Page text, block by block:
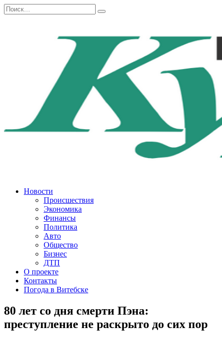
Перейти
к
Search
for:
Новости
Происшествия
Экономика
Финансы
Политика
Авто
Общество
Бизнес
ДТП
О проекте
Контакты
Погода в Витебске
80 лет со дня смерти Пэна:
преступление не раскрыто до сих пор